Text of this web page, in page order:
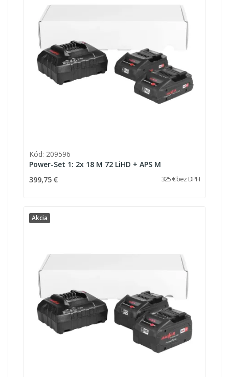
Kód: 209596
Power-Set 1: 2x 18 M 72 LiHD + APS M
399,75 € 325 € bez DPH
Akcia